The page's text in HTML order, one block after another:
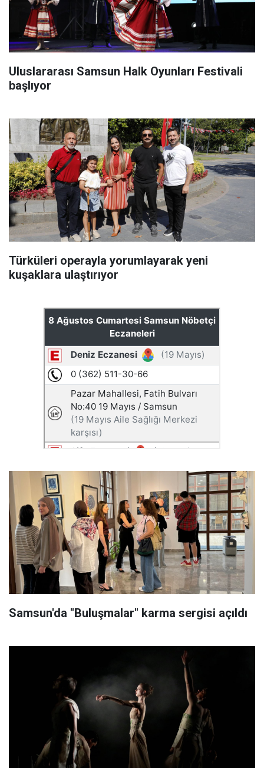
Uluslararası Samsun Halk Oyunları Festivali
başlıyor
Türküleri operayla yorumlayarak yeni
kuşaklara ulaştırıyor
Samsun'da "Buluşmalar" karma sergisi açıldı